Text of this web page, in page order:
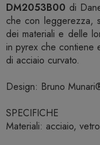
DM2053B00 di
che con leggerezza,
dei materiali e delle
in pyrex che contiene
di acciaio curvato.
Design: Bruno
SPECIFICHE
Materiali: acciaio,